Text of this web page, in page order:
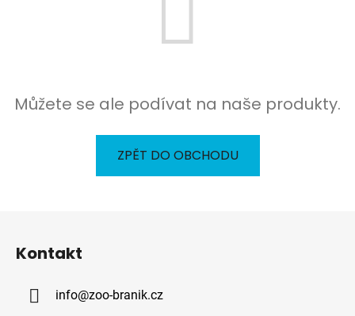
Můžete se ale podívat na naše produkty.
ZPĚT DO OBCHODU
Kontakt
info@zoo-branik.cz